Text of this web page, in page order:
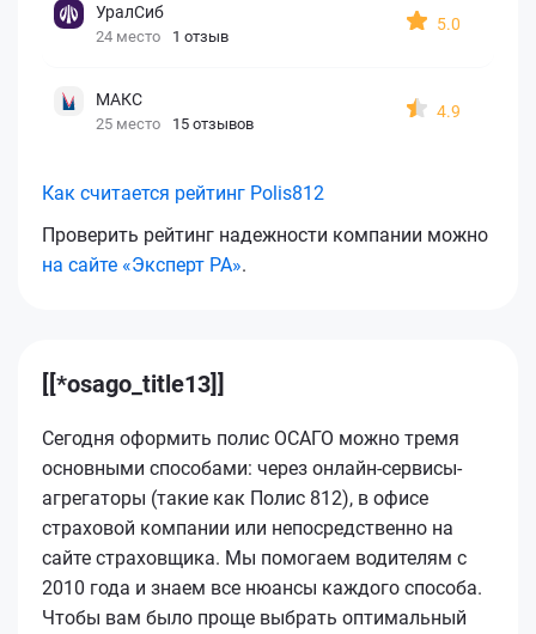
УралСиб
24 место 1 отзыв
5.0
МАКС
25 место 15 отзывов
4.9
Как считается рейтинг Polis812
Проверить рейтинг надежности компании можно
на сайте «Эксперт РА».
[[*osago_title13]]
Сегодня оформить полис ОСАГО можно тремя
основными способами: через онлайн-сервисы-
агрегаторы (такие как Полис 812), в офисе
страховой компании или непосредственно на
сайте страховщика. Мы помогаем водителям с
2010 года и знаем все нюансы каждого способа.
Чтобы вам было проще выбрать оптимальный